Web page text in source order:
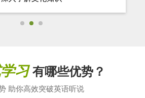
习有哪些优势？
助你高效突破英语听说